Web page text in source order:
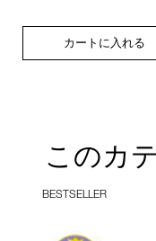
カートに入れる
このカ
BESTSELLER